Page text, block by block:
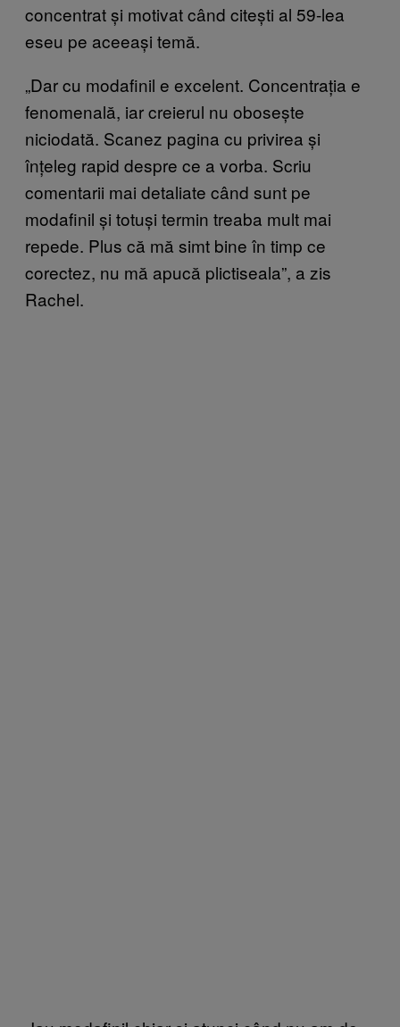
concentrat și motivat când citești al 59-lea
eseu pe aceeași temă.
„Dar cu modafinil e excelent. Concentrația e
fenomenală, iar creierul nu obosește
niciodată. Scanez pagina cu privirea și
înțeleg rapid despre ce a vorba. Scriu
comentarii mai detaliate când sunt pe
modafinil și totuși termin treaba mult mai
repede. Plus că mă simt bine în timp ce
corectez, nu mă apucă plictiseala”, a zis
Rachel.